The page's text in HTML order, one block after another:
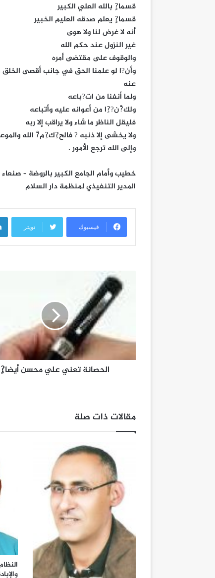
قسما?ٍ بالله العلي الكبير
قسما?ٍ يعلم صدقه العليم الخبير
أنه لا غرض لنا ولا هوى
غير النزول عند حكم الله
والوقوف على مقتضى أمره
وأن?ا لو علمنا الحق في جانب أقصى
عنه
ولما أنفنا من ات?باعه
ولك?ْن??ِا من أعوانه عليه وأتباعه
فليقل الناظر ما شاء ولا يراقب إلا ربه
ولا يخشى إلا ذنبه ? فالح?ِك?ِم?ْ الله
وإلى الله ترجع الأمور .
خطيب وأمام الجامع الكبير بالروضة – صنعاء
المدير التنفيذي لمنظمة دار السلام
فيسبوك تويتر
الحصانة تعني علي محسن أيضا?ٍ
مقالات ذات صلة